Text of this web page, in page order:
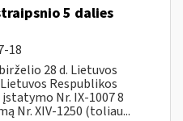
5 dalies
18
28 d. Lietuvos
Respublikos
Nr. IX-1007 8
Nr. XIV-1250 (toliau...